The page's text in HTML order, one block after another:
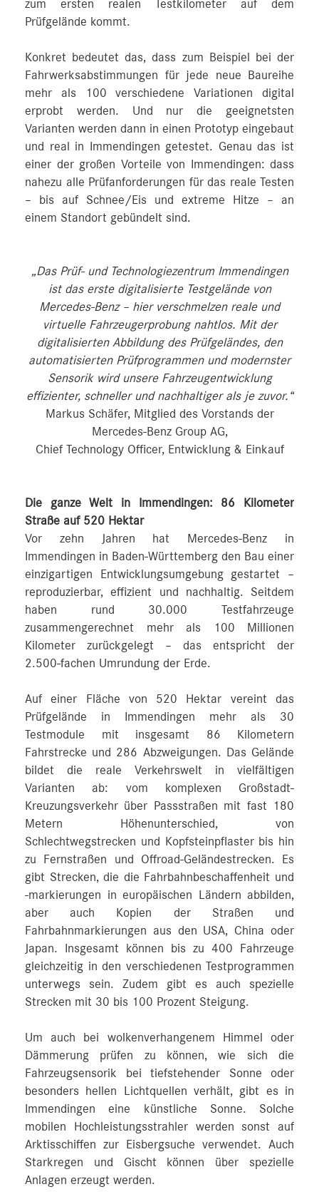
zum ersten realen Testkilometer auf dem
Prüfgelände kommt.
Konkret bedeutet das, dass zum Beispiel bei der
Fahrwerksabstimmungen für jede neue Baureihe
mehr als 100 verschiedene Variationen digital
erprobt werden. Und nur die geeignetsten
Varianten werden dann in einen Prototyp eingebaut
und real in Immendingen getestet. Genau das ist
einer der großen Vorteile von Immendingen: dass
nahezu alle Prüfanforderungen für das reale Testen
– bis auf Schnee/Eis und extreme Hitze – an
einem Standort gebündelt sind.
„Das Prüf- und Technologiezentrum Immendingen
ist das erste digitalisierte Testgelände von
Mercedes‑Benz – hier verschmelzen reale und
virtuelle Fahrzeugerprobung nahtlos. Mit der
digitalisierten Abbildung des Prüfgeländes, den
automatisierten Prüfprogrammen und modernster
Sensorik wird unsere Fahrzeugentwicklung
effizienter, schneller und nachhaltiger als je zuvor.“
Markus Schäfer, Mitglied des Vorstands der
Mercedes-Benz Group AG,
Chief Technology Officer, Entwicklung & Einkauf
Die ganze Welt in Immendingen: 86 Kilometer
Straße auf 520 Hektar
Vor zehn Jahren hat Mercedes-Benz in
Immendingen in Baden-Württemberg den Bau einer
einzigartigen Entwicklungsumgebung gestartet –
reproduzierbar, effizient und nachhaltig. Seitdem
haben rund 30.000 Testfahrzeuge
zusammengerechnet mehr als 100 Millionen
Kilometer zurückgelegt – das entspricht der
2.500‑fachen Umrundung der Erde.
Auf einer Fläche von 520 Hektar vereint das
Prüfgelände in Immendingen mehr als 30
Testmodule mit insgesamt 86 Kilometern
Fahrstrecke und 286 Abzweigungen. Das Gelände
bildet die reale Verkehrswelt in vielfältigen
Varianten ab: vom komplexen Großstadt-
Kreuzungsverkehr über Passstraßen mit fast 180
Metern Höhenunterschied, von
Schlechtwegstrecken und Kopfsteinpflaster bis hin
zu Fernstraßen und Offroad-Geländestrecken. Es
gibt Strecken, die die Fahrbahnbeschaffenheit und
-markierungen in europäischen Ländern abbilden,
aber auch Kopien der Straßen und
Fahrbahnmarkierungen aus den USA, China oder
Japan. Insgesamt können bis zu 400 Fahrzeuge
gleichzeitig in den verschiedenen Testprogrammen
unterwegs sein. Zudem gibt es auch spezielle
Strecken mit 30 bis 100 Prozent Steigung.
Um auch bei wolkenverhangenem Himmel oder
Dämmerung prüfen zu können, wie sich die
Fahrzeugsensorik bei tiefstehender Sonne oder
besonders hellen Lichtquellen verhält, gibt es in
Immendingen eine künstliche Sonne. Solche
mobilen Hochleistungsstrahler werden sonst auf
Arktisschiffen zur Eisbergsuche verwendet. Auch
Starkregen und Gischt können über spezielle
Anlagen erzeugt werden.